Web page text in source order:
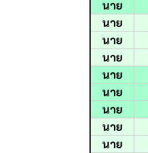
นาย
นาย
นาย
นาย
นาย
นาย
นาย
นาย
นาย